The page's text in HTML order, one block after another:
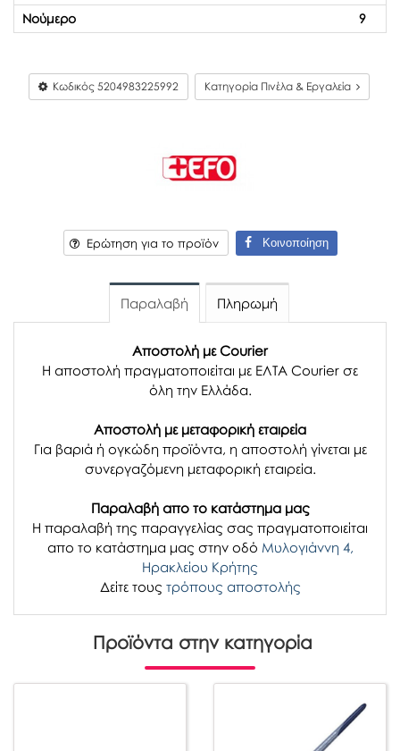
Νούμερο
9
Κωδικός 5204983225992 Κατηγορία Πινέλα & Εργαλεία
Ερώτηση για το προϊόν Κοινοποίηση
Παραλαβή Πληρωμή
Αποστολή με Courier
Η αποστολή πραγματοποιείται με ΕΛΤΑ Courier σε
όλη την Ελλάδα.
Αποστολή με μεταφορική εταιρεία
Για βαριά ή ογκώδη προϊόντα, η αποστολή γίνεται με
συνεργαζόμενη μεταφορική εταιρεία.
Παραλαβή απο το κατάστημα μας
H παραλαβή της παραγγελίας σας πραγματοποιείται
απο το κατάστημα μας στην οδό Μυλογιάννη 4,
Ηρακλείου Κρήτης
Δείτε τους τρόπους αποστολής
Προϊόντα στην κατηγορία